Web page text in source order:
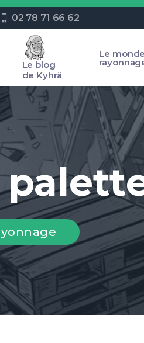
02 78 71 66 62
Le blog
de Kyhrâ
Le